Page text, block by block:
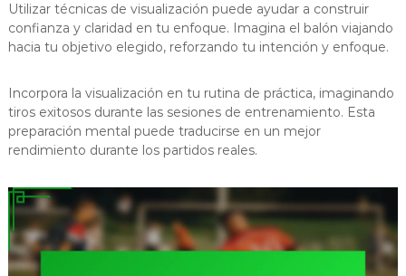
Utilizar técnicas de visualización puede ayudar a construir
confianza y claridad en tu enfoque. Imagina el balón viajando
hacia tu objetivo elegido, reforzando tu intención y enfoque.
Incorpora la visualización en tu rutina de práctica, imaginando
tiros exitosos durante las sesiones de entrenamiento. Esta
preparación mental puede traducirse en un mejor
rendimiento durante los partidos reales.